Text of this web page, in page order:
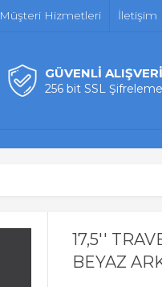
Müşteri Hizmetleri İletişim
GÜVENLİ
256 bit SSL Şifreleme
17,5''
BEYAZ